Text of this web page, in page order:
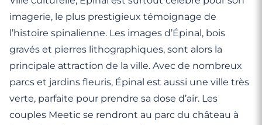
imagerie, le plus prestigieux témoignage de
l’histoire spinalienne. Les images d’Épinal, bois
gravés et pierres lithographiques, sont alors la
principale attraction de la ville. Avec de nombreux
parcs et jardins fleuris, Épinal est aussi une ville très
verte, parfaite pour prendre sa dose d’air. Les
couples Meetic se rendront au parc du château à